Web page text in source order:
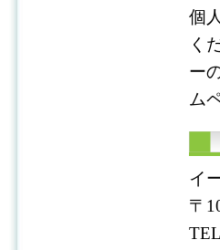
個
く
ー
ム
イ
〒